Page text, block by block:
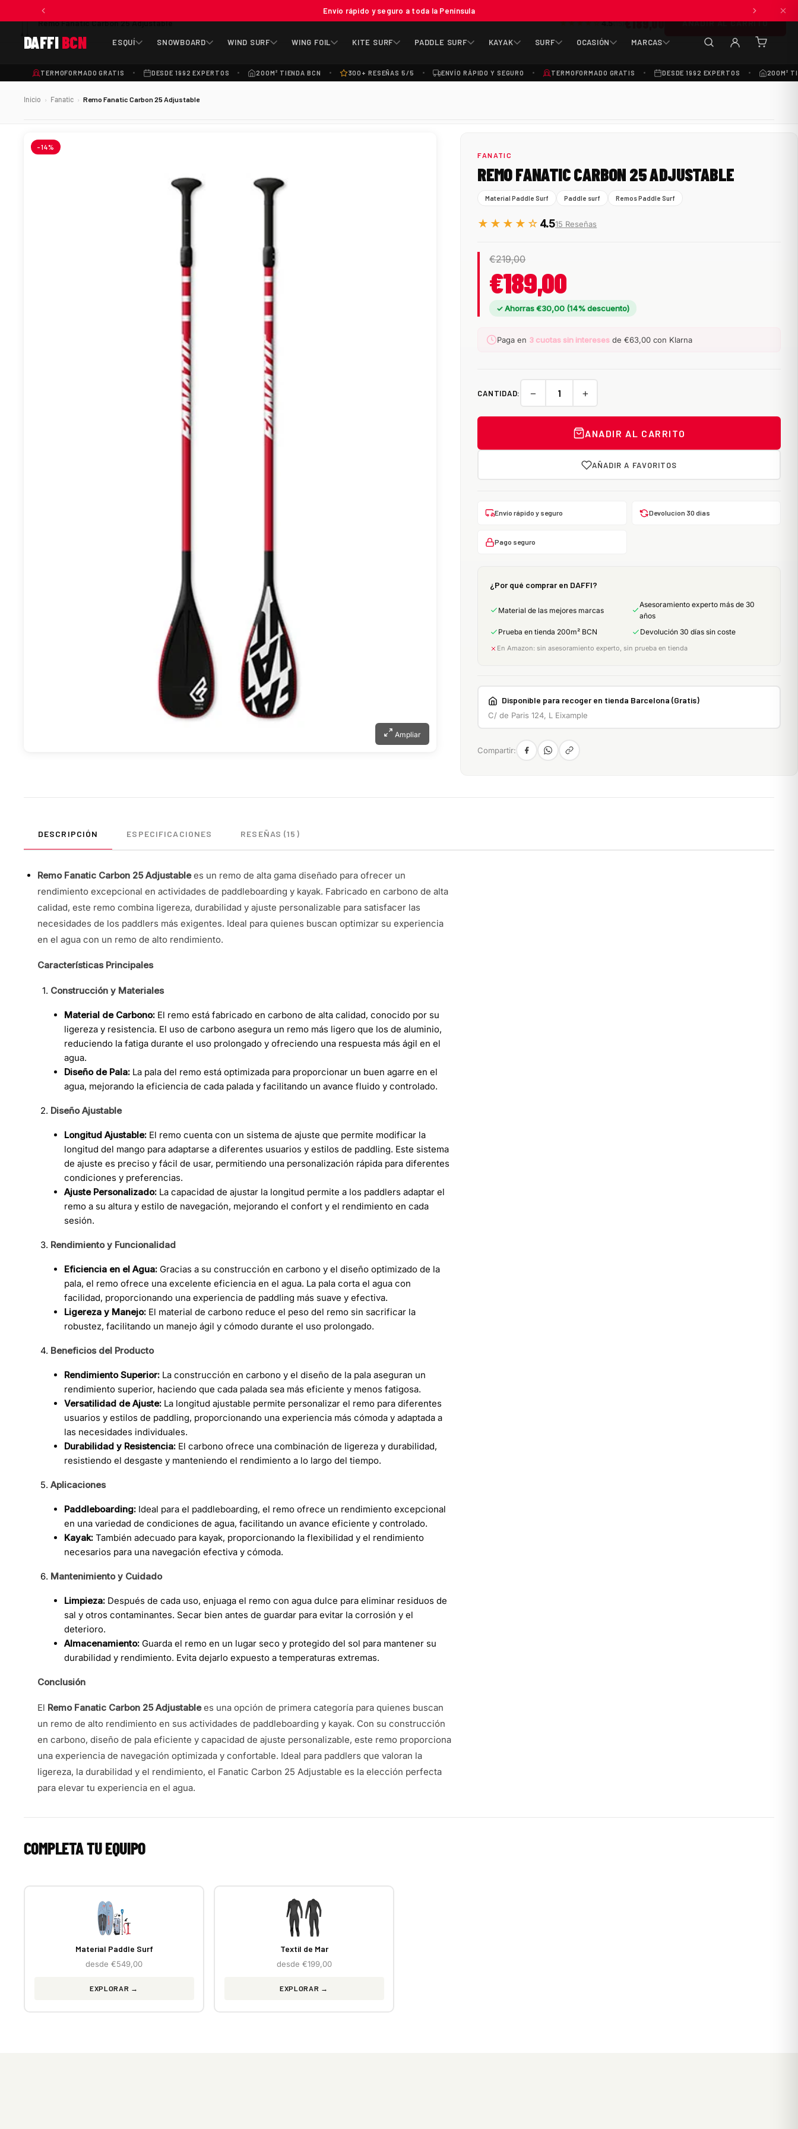
Envío rápido y seguro a toda la Península
DAFFIBCN ESQUÍ SNOWBOARD WIND SURF WING FOIL KITE SURF PADDLE SURF KAYAK SURF OCASIÓN MARCAS
(0
TERMOFORMADO GRATIS DESDE 1992 EXPERTOS 200M² TIENDA BCN 300+ RESEÑAS 5/5 ENVÍO RÁPIDO Y SEGURO TERMOFORMADO GRATIS DESDE 1992 EXPERTOS 200M²
Remo Fanatic Carbon 25 Adjustable ★★★★☆4.5(15)€189,00 ANADIR AL CARRITO
Inicio › Fanatic › Remo Fanatic Carbon 25 Adjustable
-14%
Ampliar
FANATIC
REMO FANATIC CARBON 25 ADJUSTABLE
Material Paddle Surf Paddle surf Remos Paddle Surf
★★★★☆ 4.515 Reseñas
€219,00
€189,00
✓ Ahorras €30,00 (14% descuento)
Paga en 3 cuotas sin intereses de €63,00 con Klarna
CANTIDAD: − +
ANADIR AL CARRITO
AÑADIR A FAVORITOS
Envío rápido y seguro Devolucion 30 dias
Pago seguro
¿Por qué comprar en DAFFI?
Material de las mejores marcas
Asesoramiento experto más de 30
años
Prueba en tienda 200m² BCN
Devolución 30 días sin coste
En Amazon: sin asesoramiento experto, sin prueba en tienda
Disponible para recoger en tienda Barcelona (Gratis)
C/ de Paris 124, L Eixample
Compartir:
DESCRIPCIÓN ESPECIFICACIONES RESEÑAS (15)
Remo Fanatic Carbon 25 Adjustablees un remo de alta gama diseñado para ofrecer un
rendimiento excepcional en actividades de paddleboarding y kayak. Fabricado en carbono de alta
calidad, este remo combina ligereza, durabilidad y ajuste personalizable para satisfacer las
necesidades de los paddlers más exigentes. Ideal para quienes buscan optimizar su experiencia
en el agua con un remo de alto rendimiento.
Características Principales
Construcción y Materiales
Material de Carbono:El remo está fabricado en carbono de alta calidad, conocido por su
ligereza y resistencia. El uso de carbono asegura un remo más ligero que los de aluminio,
reduciendo la fatiga durante el uso prolongado y ofreciendo una respuesta más ágil en el
agua.
Diseño de Pala:La pala del remo está optimizada para proporcionar un buen agarre en el
agua, mejorando la eficiencia de cada palada y facilitando un avance fluido y controlado.
Diseño Ajustable
Longitud Ajustable:El remo cuenta con un sistema de ajuste que permite modificar la
longitud del mango para adaptarse a diferentes usuarios y estilos de paddling. Este sistema
de ajuste es preciso y fácil de usar, permitiendo una personalización rápida para diferentes
condiciones y preferencias.
Ajuste Personalizado:La capacidad de ajustar la longitud permite a los paddlers adaptar el
remo a su altura y estilo de navegación, mejorando el confort y el rendimiento en cada
sesión.
Rendimiento y Funcionalidad
Eficiencia en el Agua:Gracias a su construcción en carbono y el diseño optimizado de la
pala, el remo ofrece una excelente eficiencia en el agua. La pala corta el agua con
facilidad, proporcionando una experiencia de paddling más suave y efectiva.
Ligereza y Manejo:El material de carbono reduce el peso del remo sin sacrificar la
robustez, facilitando un manejo ágil y cómodo durante el uso prolongado.
Beneficios del Producto
Rendimiento Superior:La construcción en carbono y el diseño de la pala aseguran un
rendimiento superior, haciendo que cada palada sea más eficiente y menos fatigosa.
Versatilidad de Ajuste:La longitud ajustable permite personalizar el remo para diferentes
usuarios y estilos de paddling, proporcionando una experiencia más cómoda y adaptada a
las necesidades individuales.
Durabilidad y Resistencia:El carbono ofrece una combinación de ligereza y durabilidad,
resistiendo el desgaste y manteniendo el rendimiento a lo largo del tiempo.
Aplicaciones
Paddleboarding:Ideal para el paddleboarding, el remo ofrece un rendimiento excepcional
en una variedad de condiciones de agua, facilitando un avance eficiente y controlado.
Kayak:También adecuado para kayak, proporcionando la flexibilidad y el rendimiento
necesarios para una navegación efectiva y cómoda.
Mantenimiento y Cuidado
Limpieza:Después de cada uso, enjuaga el remo con agua dulce para eliminar residuos de
sal y otros contaminantes. Secar bien antes de guardar para evitar la corrosión y el
deterioro.
Almacenamiento:Guarda el remo en un lugar seco y protegido del sol para mantener su
durabilidad y rendimiento. Evita dejarlo expuesto a temperaturas extremas.
Conclusión
El Remo Fanatic Carbon 25 Adjustablees una opción de primera categoría para quienes buscan
un remo de alto rendimiento en sus actividades de paddleboarding y kayak. Con su construcción
en carbono, diseño de pala eficiente y capacidad de ajuste personalizable, este remo proporciona
una experiencia de navegación optimizada y confortable. Ideal para paddlers que valoran la
ligereza, la durabilidad y el rendimiento, el Fanatic Carbon 25 Adjustable es la elección perfecta
para elevar tu experiencia en el agua.
COMPLETA TU EQUIPO
Material Paddle Surf
desde €549,00
EXPLORAR →
Textil de Mar
desde €199,00
EXPLORAR →